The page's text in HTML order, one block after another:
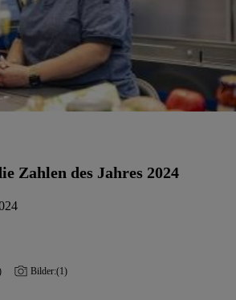
Zahlen des Jahres 2024
Bilder:(1)